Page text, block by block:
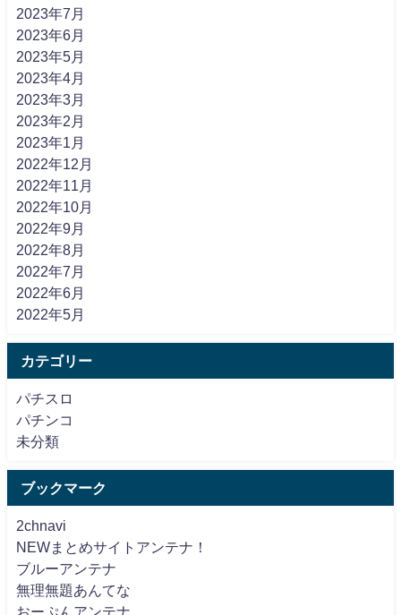
2023年7月
2023年6月
2023年5月
2023年4月
2023年3月
2023年2月
2023年1月
2022年12月
2022年11月
2022年10月
2022年9月
2022年8月
2022年7月
2022年6月
2022年5月
カテゴリー
パチスロ
パチンコ
未分類
ブックマーク
2chnavi
NEWまとめサイトアンテナ！
ブルーアンテナ
無理無題あんてな
おーぷんアンテナ